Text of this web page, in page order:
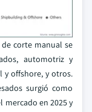
corte manual se
automotriz y
y offshore, y otros.
surgió como
mercado en 2025 y